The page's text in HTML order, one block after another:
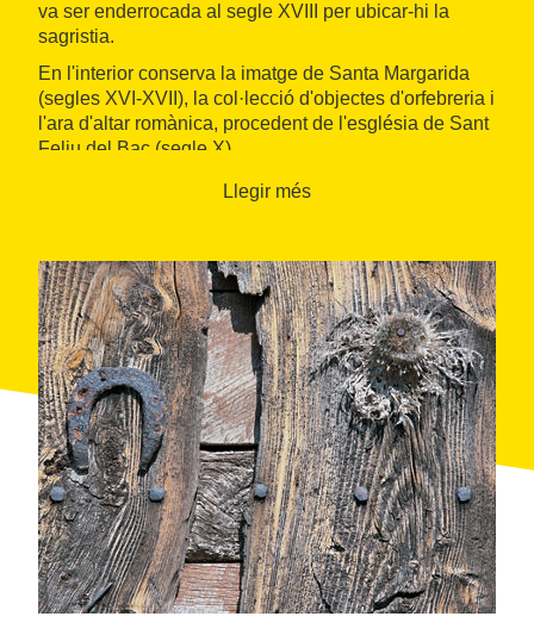
va ser enderrocada al segle XVIII per ubicar-hi la
sagristia.
En l'interior conserva la imatge de Santa Margarida
(segles XVI-XVII), la col·lecció d'objectes d'orfebreria i
l'ara d'altar romànica, procedent de l'església de Sant
Feliu del Bac (segle X).
Llegir més